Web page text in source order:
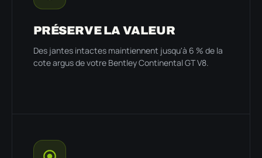
PRÉSERVE LA VALEUR
Des jantes intactes maintiennent jusqu'à 6 % de la
cote argus de votre Bentley Continental GT V8.